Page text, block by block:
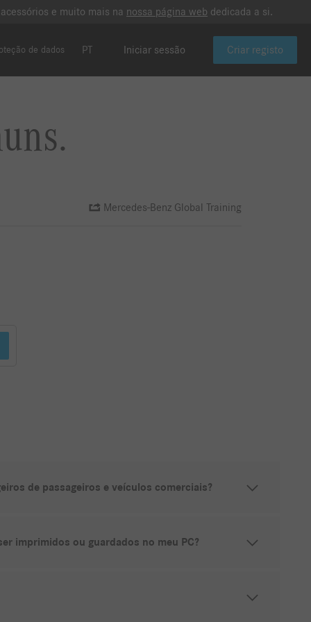
e muito mais na nossa página web dedicada a si.
de dados PT Iniciar sessão Criar registo
Mercedes-Benz Global Training
de passageiros e veículos comerciais?
imprimidos ou guardados no meu PC?